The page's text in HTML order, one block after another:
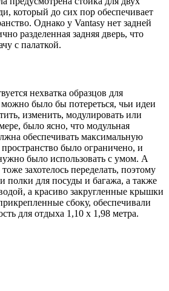
который до сих пор обеспечивает
Однако у Vantasy нет задней
разделенная задняя дверь, что
с палаткой.
нехватка образцов для
было бы потереться, чьи идеи
изменить, модулировать или
было ясно, что модульная
обеспечивать максимальную
было ограничено, и
было использовать с умом. А
захотелось переделать, поэтому
полки для посуды и багажа, а также
а красиво закругленные крышки
сбоку, обеспечивали
для отдыха 1,10 х 1,98 метра.